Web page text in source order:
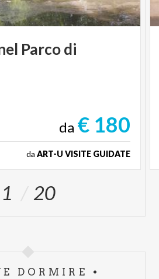
Parcodi
da € 180
da ART-U VISITE GUIDATE
1 20
DORMIRE